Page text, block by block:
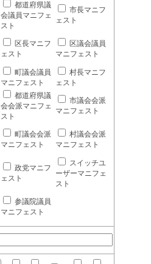
都道府県議
会議員マニフェ
スト
市長マニフ
ェスト
区長マニフ
ェスト
区議会議員
マニフェスト
町議会議員
マニフェスト
村長マニフ
ェスト
都道府県議
会会派マニフェ
スト
市議会会派
マニフェスト
町議会会派
マニフェスト
村議会会派
マニフェスト
政党マニフ
ェスト
スイッチユ
ーザーマニフェ
スト
参議院議員
マニフェスト